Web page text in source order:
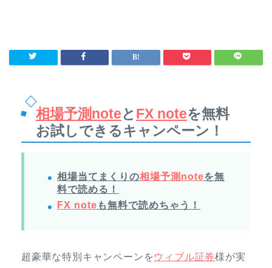
相場予測noteとFX noteを無料
お試しできるキャンペーン！
相場当てまくりの相場予測noteを無
料で読める！
FX note も無料で読めちゃう！
超豪華な特別キャンペーンを ウィブル証券様が実